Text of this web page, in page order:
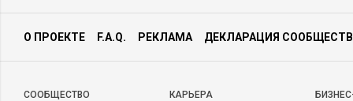
О ПРОЕКТЕ F.A.Q. РЕКЛАМА ДЕКЛАРАЦИЯ
CООБЩЕСТВО КАРЬЕРА